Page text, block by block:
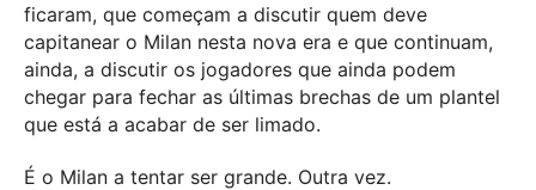
ficaram, que começam a discutir quem deve
capitanear o Milan nesta nova era e que continuam,
ainda, a discutir os jogadores que ainda podem
chegar para fechar as últimas brechas de um plantel
que está a acabar de ser limado.
É o Milan a tentar ser grande. Outra vez.